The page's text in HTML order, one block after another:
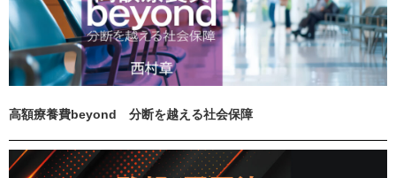
高額療養費beyond 分断を越える社会保障